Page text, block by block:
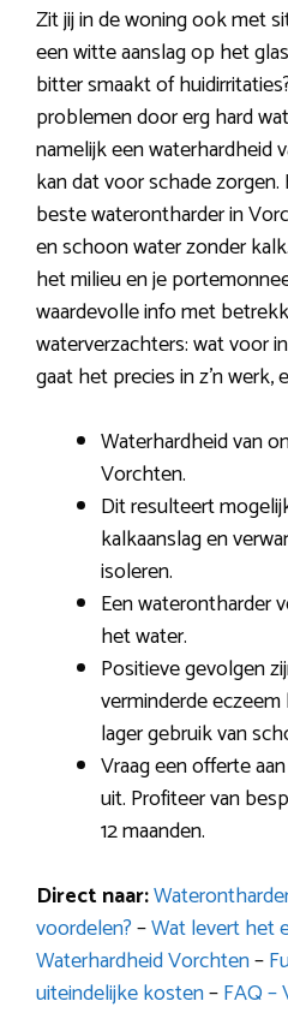
Zit jij in de woning ook met
een witte aanslag op het
bitter smaakt of
problemen door erg hard
namelijk een waterhardheid
kan dat voor schade
beste waterontharder in
en schoon water zonder
het milieu en je
waardevolle info met
waterverzachters: wat voor
gaat het precies in z’n werk,
Waterhardheid van
Vorchten.
Dit resulteert
kalkaanslag en
isoleren.
Een waterontharder
het water.
Positieve gevolgen
verminderde
lager gebruik van
Vraag een offerte
uit. Profiteer van
12 maanden.
Direct naar:
voordelen?–Wat levert het
Waterhardheid Vorchten–
uiteindelijke kosten–FAQ –